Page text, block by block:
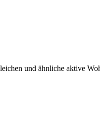
und ähnliche aktive